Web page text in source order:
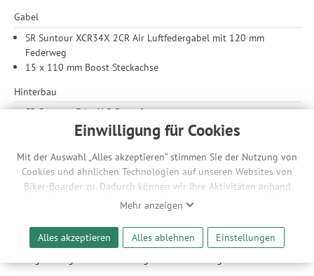
Einwilligung für Cookies
Mit der Auswahl „Alles akzeptieren“ stimmen Sie der Nutzung von
Cookies und ähnlichen Technologien auf unseren Websites von
Biker-Boarder zu. Dadurch können wir Ihre Aktivitäten anhand
Ihrer Geräte- und Browsereinstellungen nachvollziehen. Dies
ermöglicht es uns, anhand ihrer Interessen nutzungsbasierte
Werbeanzeigen für Sie bereitzustellen sowie Funktionalitäten
unserer Website sicherzustellen und stetig zu verbessern. Dabei
werden Ihre Daten auch an Drittanbieter und Werbepartner
Mehr anzeigen
Alles akzeptieren Alles ablehnen Einstellungen
Gabel
SR Suntour XCR34X 2CR Air Luftfedergabel mit 120 mm
Federweg
15 x 110 mm Boost Steckachse
Hinterbau
SR Suntour EdgeX R Dämpfer
120 mm Federweg
FSP 4-Link: Für die Performance eines Bikes spielt die
Kinematik eine wichtige Rolle. Cube verwendet für all ihre
gefederten Räder den FSP 4-Link mit einem Kettenstreben-
Drehpunkt und einem Viergelenker-Design. Diese bewährte
Methode schafft viel aktiven Federweg am Hinterrad
unabhängig von der Pedal- oder Bremskraft. Dabei passt Cube
die Position des Drehpunkts für jedes einzelne Bike gemäß
seines spezifischen Einsatzbereichs sorgfältig an. Das